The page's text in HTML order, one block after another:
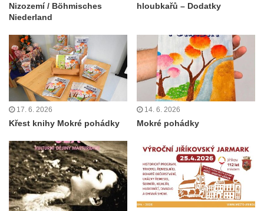
Nizozemí / Böhmisches
Niederland
hloubkařů – Dodatky
17. 6. 2026
Křest knihy Mokré pohádky
14. 6. 2026
Mokré pohádky